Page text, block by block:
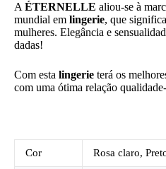
A ÉTERNELLE aliou-se à
mundial em lingerie, que
mulheres. Elegância e
dadas!
Com esta lingerie terá os
com uma ótima relação
Cor Rosa claro,